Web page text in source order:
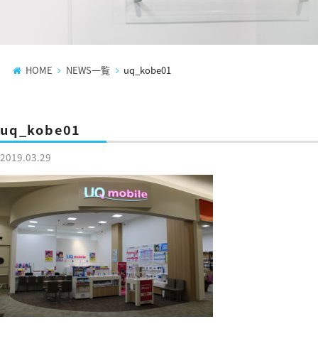
HOME NEWS一覧 uq_kobe01
uq_kobe01
2019.03.29